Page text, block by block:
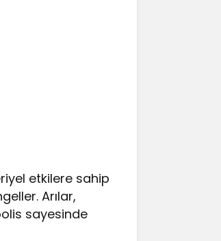
etkilere sahip
Arılar,
sayesinde